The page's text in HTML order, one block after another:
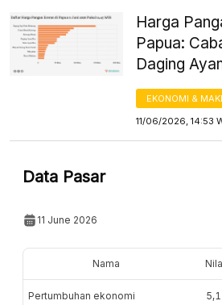
Harga
Papua:
Daging
EKONOMI &
11/06/2026, 14:53
Data Pasar
11 June 2026
Nama
Pertumbuhan ekonomi